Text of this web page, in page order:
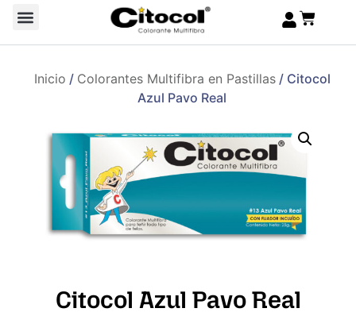
Inicio / Colorantes Multifibra en Pastillas/ Citocol
Azul Pavo Real
Citocol Azul Pavo Real